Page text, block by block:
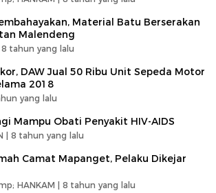
Material Batu Berserakan
Malendeng
8 tahun yang lalu
DAW Jual 50 Ribu Unit Sepeda Motor
2018
yang lalu
Mampu Obati Penyakit HIV-AIDS
| 8 tahun yang lalu
Camat Mapanget, Pelaku Dikejar
HANKAM | 8 tahun yang lalu